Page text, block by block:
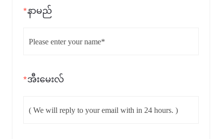
*နာမည်
*အီးမေးလ်